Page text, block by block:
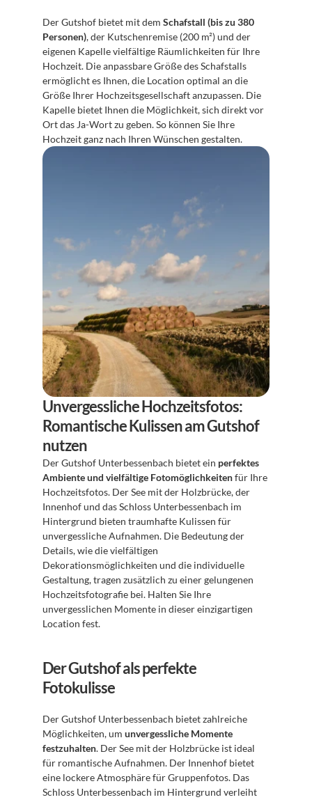
Der Gutshof bietet mit dem Schafstall (bis zu 380
Personen), der Kutschenremise (200 m²) und der
eigenen Kapelle vielfältige Räumlichkeiten für Ihre
Hochzeit. Die anpassbare Größe des Schafstalls
ermöglicht es Ihnen, die Location optimal an die
Größe Ihrer Hochzeitsgesellschaft anzupassen. Die
Kapelle bietet Ihnen die Möglichkeit, sich direkt vor
Ort das Ja-Wort zu geben. So können Sie Ihre
Hochzeit ganz nach Ihren Wünschen gestalten.
Unvergessliche Hochzeitsfotos:
Romantische Kulissen am Gutshof
nutzen
Der Gutshof Unterbessenbach bietet ein perfektes
Ambiente und vielfältige Fotomöglichkeiten für Ihre
Hochzeitsfotos. Der See mit der Holzbrücke, der
Innenhof und das Schloss Unterbessenbach im
Hintergrund bieten traumhafte Kulissen für
unvergessliche Aufnahmen. Die Bedeutung der
Details, wie die vielfältigen
Dekorationsmöglichkeiten und die individuelle
Gestaltung, tragen zusätzlich zu einer gelungenen
Hochzeitsfotografie bei. Halten Sie Ihre
unvergesslichen Momente in dieser einzigartigen
Location fest.
Der Gutshof als perfekte
Fotokulisse
Der Gutshof Unterbessenbach bietet zahlreiche
Möglichkeiten, um unvergessliche Momente
festzuhalten. Der See mit der Holzbrücke ist ideal
für romantische Aufnahmen. Der Innenhof bietet
eine lockere Atmosphäre für Gruppenfotos. Das
Schloss Unterbessenbach im Hintergrund verleiht